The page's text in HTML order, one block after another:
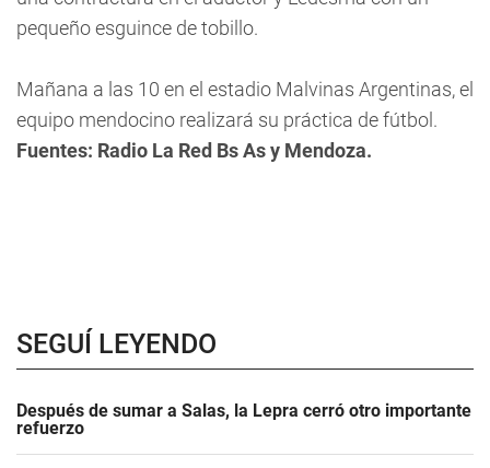
pequeño esguince de tobillo.
Mañana a las 10 en el estadio Malvinas Argentinas, el
equipo mendocino realizará su práctica de fútbol.
Fuentes: Radio La Red Bs As y Mendoza.
SEGUÍ LEYENDO
Después de sumar a Salas, la Lepra cerró otro importante
refuerzo